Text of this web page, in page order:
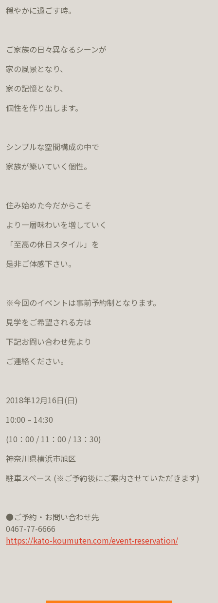
穏やかに過ごす時。
ご家族の日々異なるシーンが
家の風景となり、
家の記憶となり、
個性を作り出します。
シンプルな空間構成の中で
家族が築いていく個性。
住み始めた今だからこそ
より一層味わいを増していく
「至高の休日スタイル」を
是非ご体感下さい。
※今回のイベントは事前予約制となります。
見学をご希望される方は
下記お問い合わせ先より
ご連絡ください。
2018年12月16日(日)
10:00 – 14:30
(10：00 / 11：00 / 13：30)
神奈川県横浜市旭区
駐車スペース (※ご予約後にご案内させていただきます)
●ご予約・お問い合わせ先
0467-77-6666
https://kato-koumuten.com/event-reservation/